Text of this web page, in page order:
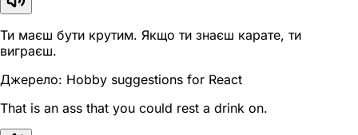
Ти маєш бути крутим. Якщо ти знаєш карате, ти
виграєш.
Джерело: Hobby suggestions for React
That is an ass that you could rest a drink on.